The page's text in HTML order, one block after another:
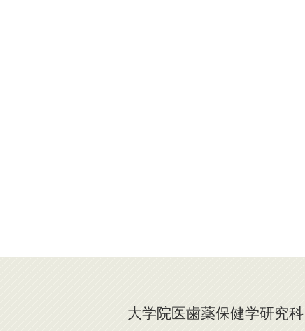
大学院医歯薬保健学研究科